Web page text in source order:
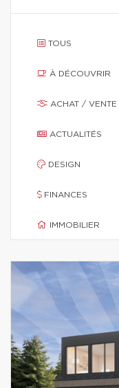
TOUS
À DÉCOUVRIR
ACHAT / VENTE
ACTUALITÉS
DESIGN
FINANCES
IMMOBILIER